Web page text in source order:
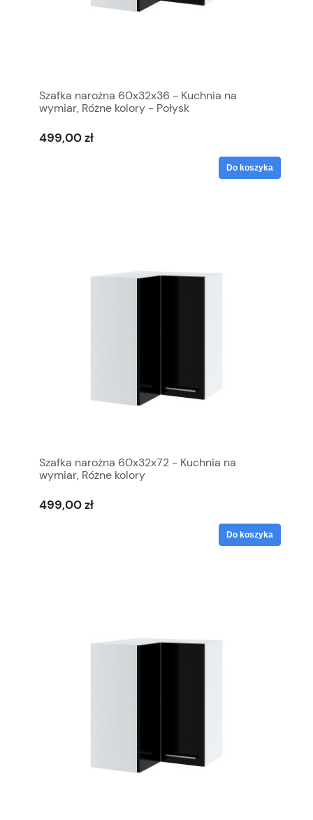
Szafka narożna 60x32x36 - Kuchnia na
wymiar, Różne kolory - Połysk
499,00 zł
Do koszyka
Szafka narożna 60x32x72 - Kuchnia na
wymiar, Różne kolory
499,00 zł
Do koszyka